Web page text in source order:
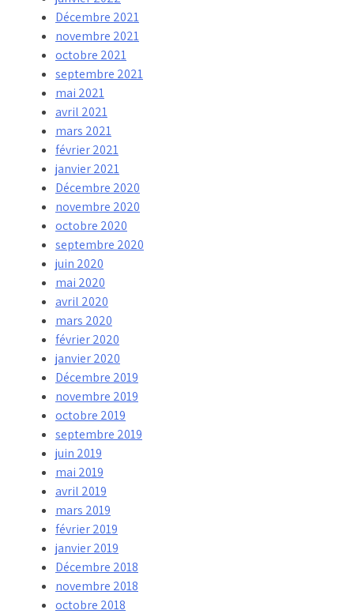
Décembre 2021
novembre 2021
octobre 2021
septembre 2021
mai 2021
avril 2021
mars 2021
février 2021
janvier 2021
Décembre 2020
novembre 2020
octobre 2020
septembre 2020
juin 2020
mai 2020
avril 2020
mars 2020
février 2020
janvier 2020
Décembre 2019
novembre 2019
octobre 2019
septembre 2019
juin 2019
mai 2019
avril 2019
mars 2019
février 2019
janvier 2019
Décembre 2018
novembre 2018
octobre 2018